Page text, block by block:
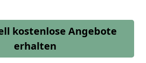
kostenlose Angebote
erhalten